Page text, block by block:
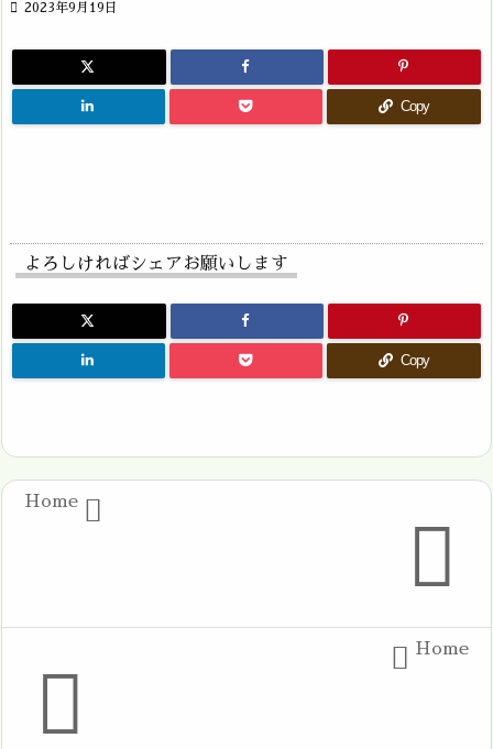
 2023年9月19日
Copy
よろしければシェアお願いします
Copy

Home

Home